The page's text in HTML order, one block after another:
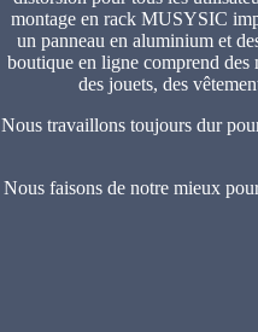
montage en rack MUSYSIC
un panneau en aluminium et
boutique en ligne comprend des
des jouets, des
Nous travaillons toujours dur
Nous faisons de notre mieux